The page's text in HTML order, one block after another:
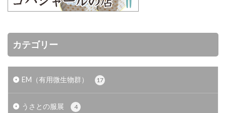
カテゴリー
EM（有用微生物群） 17
うさとの服展 4